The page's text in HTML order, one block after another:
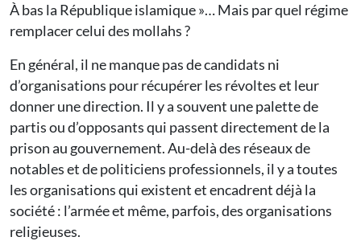
À bas la République islamique »… Mais par quel régime
remplacer celui des mollahs ?
En général, il ne manque pas de candidats ni
d’organisations pour récupérer les révoltes et leur
donner une direction. Il y a souvent une palette de
partis ou d’opposants qui passent directement de la
prison au gouvernement. Au-delà des réseaux de
notables et de politiciens professionnels, il y a toutes
les organisations qui existent et encadrent déjà la
société : l’armée et même, parfois, des organisations
religieuses.